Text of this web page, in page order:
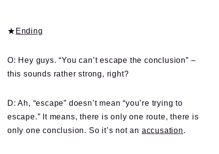
★ Ending
O: Hey guys. “You can’t escape the conclusion” –
this sounds rather strong, right?
D: Ah, “escape” doesn’t mean “you’re trying to
escape.” It means, there is only one route, there is
only one conclusion. So it’s not an accusation.